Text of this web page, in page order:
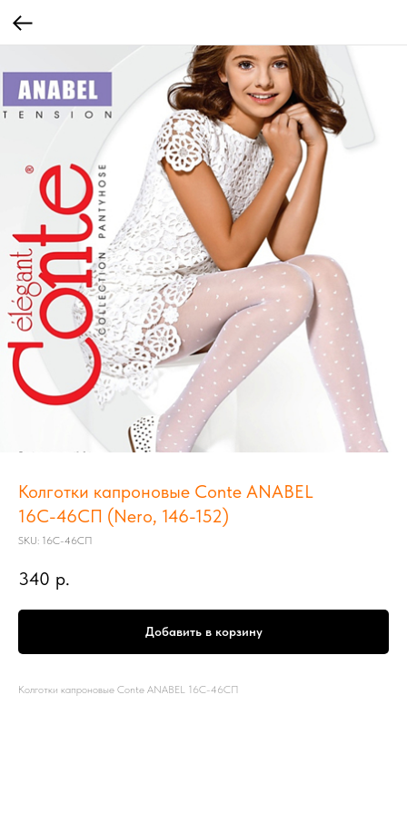
Колготки капроновые Conte ANABEL
16С-46СП (Nero, 146-152)
SKU: 16С-46СП
340 р.
Добавить в корзину
Колготки капроновые Conte ANABEL 16С-46СП